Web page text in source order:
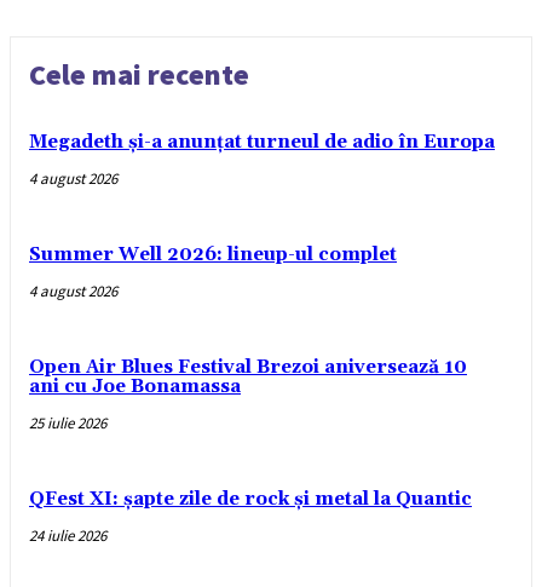
Cele mai recente
Megadeth și-a anunțat turneul de adio în Europa
4 august 2026
Summer Well 2026: lineup-ul complet
4 august 2026
Open Air Blues Festival Brezoi aniversează 10
ani cu Joe Bonamassa
25 iulie 2026
QFest XI: șapte zile de rock și metal la Quantic
24 iulie 2026